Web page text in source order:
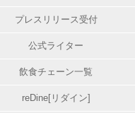
プレスリリース受付
公式ライター
飲食チェーン一覧
reDine[リダイン]